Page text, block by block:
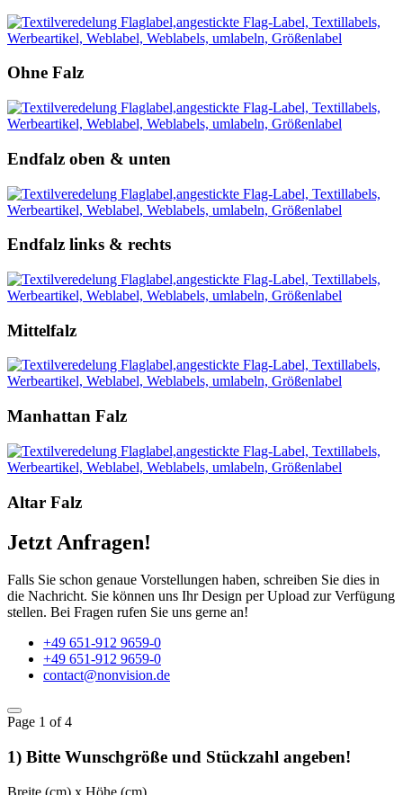
Ohne Falz
Endfalz oben & unten
Endfalz links & rechts
Mittelfalz
Manhattan Falz
Altar Falz
Jetzt Anfragen!
Falls Sie schon genaue Vorstellungen haben, schreiben Sie dies in
die Nachricht. Sie können uns Ihr Design per Upload zur Verfügung
stellen. Bei Fragen rufen Sie uns gerne an!
+49 651-912 9659-0
+49 651-912 9659-0
contact@nonvision.de
Page 1 of 4
1) Bitte Wunschgröße und Stückzahl angeben!
Breite (cm) x Höhe (cm)